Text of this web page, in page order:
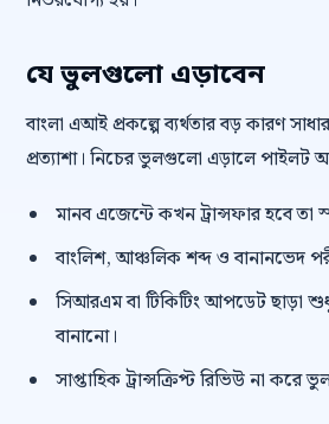
যে ভুলগুলো এড়াবেন
বাংলা এআই প্রকল্পে ব্যর্থতার বড় কারণ
প্রত্যাশা। নিচের ভুলগুলো এড়ালে পাইলট
মানব এজেন্টে কখন ট্রান্সফার হবে তা
বাংলিশ, আঞ্চলিক শব্দ ও বানানভেদ
সিআরএম বা টিকিটিং আপডেট ছাড়া
বানানো।
সাপ্তাহিক ট্রান্সক্রিপ্ট রিভিউ না